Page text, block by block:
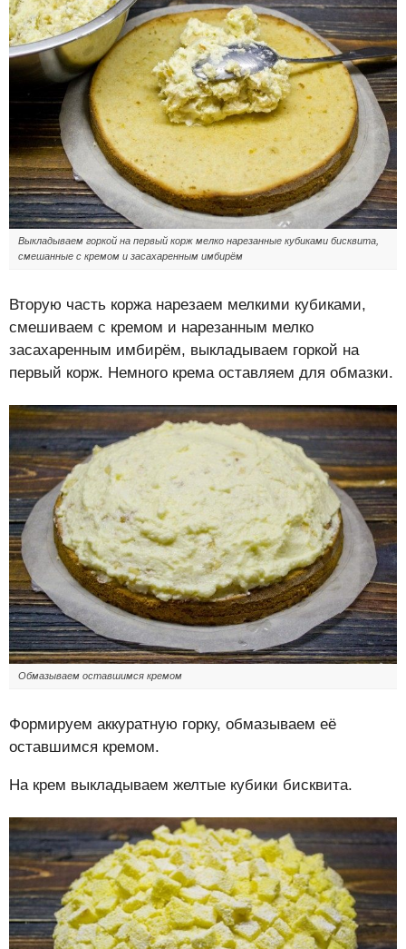
Выкладываем горкой на первый корж мелко нарезанные кубиками бисквита,
смешанные с кремом и засахаренным имбирём
Вторую часть коржа нарезаем мелкими кубиками,
смешиваем с кремом и нарезанным мелко
засахаренным имбирём, выкладываем горкой на
первый корж. Немного крема оставляем для обмазки.
Обмазываем оставшимся кремом
Формируем аккуратную горку, обмазываем её
оставшимся кремом.
На крем выкладываем желтые кубики бисквита.